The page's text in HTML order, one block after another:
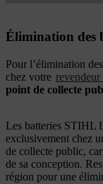
Élimination des
Pour l’élimination
chez votre
point de collecte
Les batteries STIHL
exclusivement chez
de collecte public,
de sa conception.
région pour une